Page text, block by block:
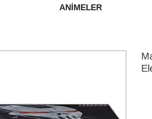
ANİMELER